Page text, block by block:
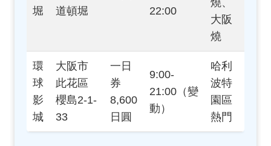
堀
道頓堀
22:00
燒、
大阪
燒
環
球
影
城
大阪市
此花區
櫻島2-1-
33
一日
券
8,600
日圓
9:00-
21:00（變
動）
哈利
波特
園區
熱門